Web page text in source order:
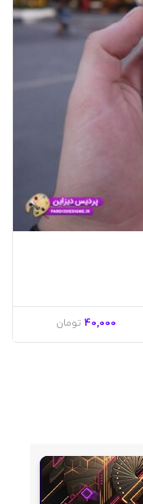
40,000 تومان